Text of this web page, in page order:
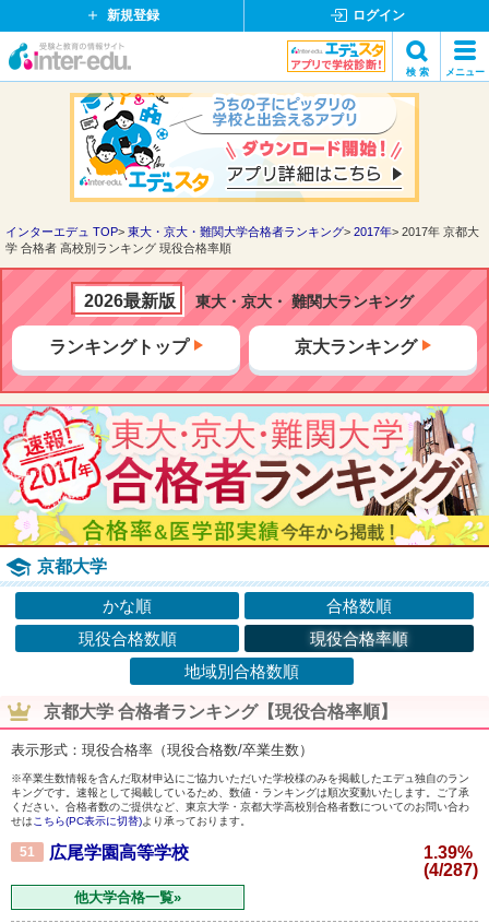
新規登録 ログイン
イ
ド
ッ
ト
検 索 メニュー
検索
インターエデュ TOP 東大・京大・難関大学合格者ランキング 2017年
2017年 京都大
学 合格者 高校別ランキング 現役合格率順
2026最新版 東大・京大・ 難関大ランキング
ランキングトップ 京大ランキング
京都大学
かな順
合格数順
現役合格数順
現役合格率順
地域別合格数順
京都大学 合格者ランキング【現役合格率順】
表示形式：現役合格率（現役合格数/卒業生数）
※卒業生数情報を含んだ取材申込にご協力いただいた学校様のみを掲載したエデュ独自のラン
キングです。速報として掲載しているため、数値・ランキングは順次変動いたします。ご了承
ください。合格者数のご提供など、東京大学・京都大学高校別合格者数についてのお問い合わ
せはこちら(PC表示に切替)より承っております。
51 広尾学園高等学校
1.39%
(4/287)
他大学合格一覧»